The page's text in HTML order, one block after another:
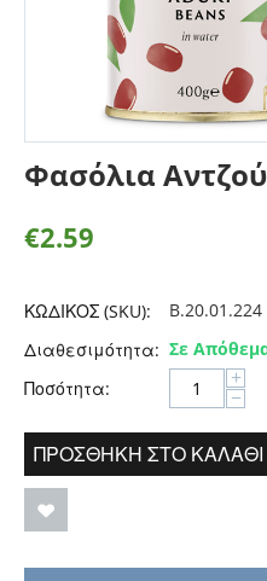
Φασόλια
€2.59
ΚΩΔΙΚΟΣ (SKU):
B.20.01.224
Διαθεσιμότητα: Σε
Ποσότητα:
+
−
ΠΡΟΣΘΉΚΗ ΣΤΟ ΚΑΛΆΘΙ